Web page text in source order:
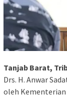
Tanjab Barat,
Drs. H. Anwar
oleh